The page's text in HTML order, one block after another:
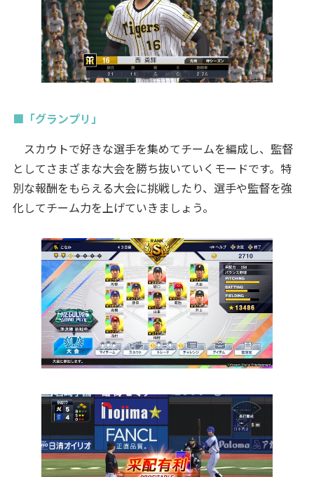
■「グランプリ」
スカウトで好きな選手を集めてチームを編成し、監督
としてさまざまな大会を勝ち抜いていくモードです。特
別な報酬をもらえる大会に挑戦したり、選手や監督を強
化してチーム力を上げていきましょう。